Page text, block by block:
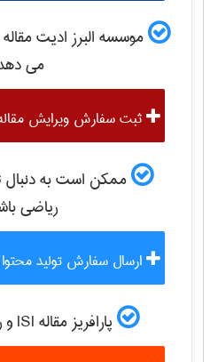
موسسه البرز ادیت مقاله ISI
می
ثبت سفارش ویرایش
ممکن است به دنبال
رياضی
ارسال سفارش تولید محتوا
پارافریز مقاله ISI و رفع plagiarism